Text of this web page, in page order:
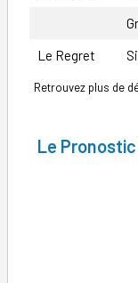
Le Regret
Retrouvez plus de
Le